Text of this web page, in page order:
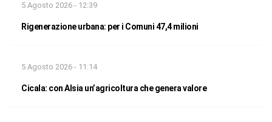
5 Agosto 2026 - 12:39
Rigenerazione urbana: per i Comuni 47,4 milioni
5 Agosto 2026 - 11:14
Cicala: con Alsia un’agricoltura che genera valore